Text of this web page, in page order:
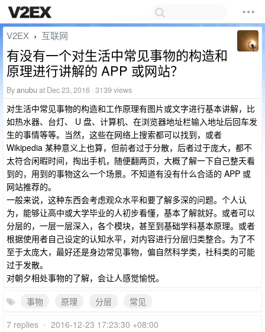
V2EX › 互联网
有没有一个对生活中常见事物的构造和
原理进行讲解的 APP 或网站？
Byanubu at Dec 23, 2016 · 3139 views
对生活中常见事物的构造和工作原理有图片或文字进行基本讲解，比
如热水器、台灯、 U 盘、计算机、在浏览器地址栏输入地址后回车发
生的事情等等。当然，这些在网络上搜索都可以找到，或者
Wikipedia 某种意义上也算，但前者过于分散，后者过于庞大，都不
太符合闲暇时间，掏出手机，随便翻两页，大概了解一下自己整天看
到的，用到的事物这么一个场景。不知道有没有什么合适的 APP 或
网站推荐的。
一般来说，这种东西会考虑观众水平和要了解多深的问题。个人认
为，能够让高中或大学毕业的人初步看懂，基本了解就好。或者可以
分层的，一层一层深入，各个模块，甚至到基础学科基本原理。或者
根据使用者自己设定的认知水平，对内容进行分层归类整合。为了不
至于太庞大，最好还是身边常见事物，偏自然科学类，社科类的可能
过于发散。
对朝夕相处事物的了解，会让人感觉愉悦。
事物
原理 分层
常见
7 replies • 2016-12-23 17:23:30 +08:00